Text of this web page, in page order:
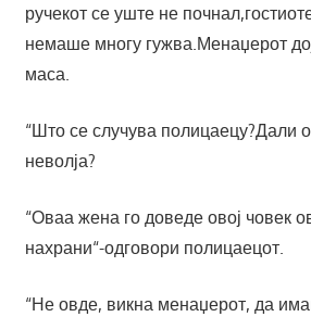
ручекот се уште не
немаше многу гужва.Менаџерот
маса.
“Што се случува полицаецу?Дали
неволја?
“Оваа жена го доведе овој човек
нахрани“-одговори полицаецот.
“Не овде, викна менаџерот, да